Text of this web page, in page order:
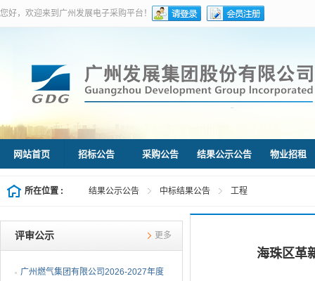
您好，欢迎来到广州发展电子采购平台！
网站首页 招标公告 采购公告 结果公示公告 物业招租
所在位置 : 结果公示公告 中标结果公告 工程
海珠区革
评审公示 更多
广州燃气集团有限公司2026-2027年度